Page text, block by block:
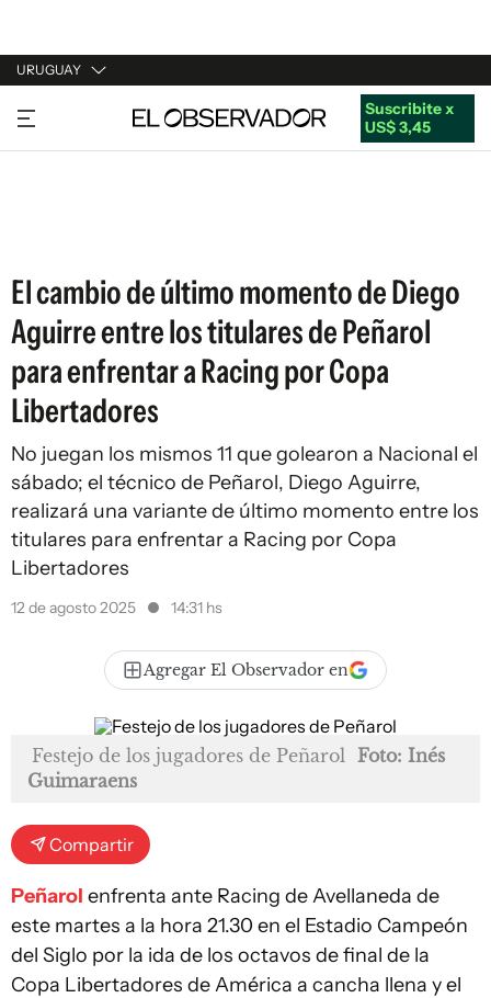
URUGUAY
URUGUAY
ARGENTINA
Suscribite x
US$ 3,45
El cambio de último momento de Diego
Aguirre entre los titulares de Peñarol
para enfrentar a Racing por Copa
Libertadores
No juegan los mismos 11 que golearon a Nacional el
sábado; el técnico de Peñarol, Diego Aguirre,
realizará una variante de último momento entre los
titulares para enfrentar a Racing por Copa
Libertadores
12 de agosto 2025 14:31 hs
Agregar El Observador en
Festejo de los jugadores de Peñarol Foto: Inés
Guimaraens
Compartir
Peñarol enfrenta ante Racing de Avellaneda de
este martes a la hora 21.30 en el Estadio Campeón
del Siglo por la ida de los octavos de final de la
Copa Libertadores de América a cancha llena y el